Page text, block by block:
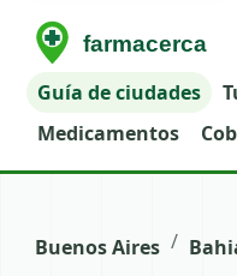
Guía de ciudades
Medicamentos
Buenos Aires /